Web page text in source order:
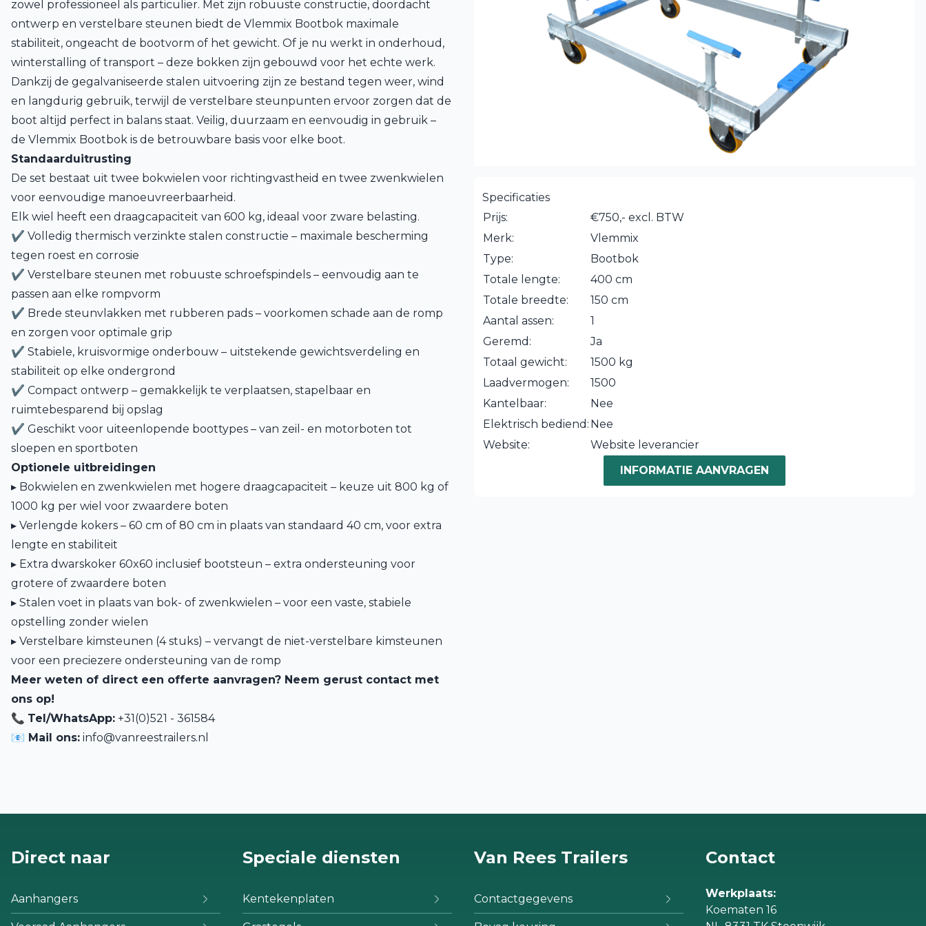
zowel professioneel als particulier. Met zijn robuuste constructie, doordacht
ontwerp en verstelbare steunen biedt de Vlemmix Bootbok maximale
stabiliteit, ongeacht de bootvorm of het gewicht. Of je nu werkt in onderhoud,
winterstalling of transport – deze bokken zijn gebouwd voor het echte werk.
Dankzij de gegalvaniseerde stalen uitvoering zijn ze bestand tegen weer, wind
en langdurig gebruik, terwijl de verstelbare steunpunten ervoor zorgen dat de
boot altijd perfect in balans staat. Veilig, duurzaam en eenvoudig in gebruik –
de Vlemmix Bootbok is de betrouwbare basis voor elke boot.
Standaarduitrusting
De set bestaat uit twee bokwielen voor richtingvastheid en twee zwenkwielen
voor eenvoudige manoeuvreerbaarheid.
Elk wiel heeft een draagcapaciteit van 600 kg, ideaal voor zware belasting.
✔ Volledig thermisch verzinkte stalen constructie – maximale bescherming
tegen roest en corrosie
✔ Verstelbare steunen met robuuste schroefspindels – eenvoudig aan te
passen aan elke rompvorm
✔ Brede steunvlakken met rubberen pads – voorkomen schade aan de romp
en zorgen voor optimale grip
✔ Stabiele, kruisvormige onderbouw – uitstekende gewichtsverdeling en
stabiliteit op elke ondergrond
✔ Compact ontwerp – gemakkelijk te verplaatsen, stapelbaar en
ruimtebesparend bij opslag
✔ Geschikt voor uiteenlopende boottypes – van zeil- en motorboten tot
sloepen en sportboten
Optionele uitbreidingen
▸ Bokwielen en zwenkwielen met hogere draagcapaciteit – keuze uit 800 kg of
1000 kg per wiel voor zwaardere boten
▸ Verlengde kokers – 60 cm of 80 cm in plaats van standaard 40 cm, voor extra
lengte en stabiliteit
▸ Extra dwarskoker 60x60 inclusief bootsteun – extra ondersteuning voor
grotere of zwaardere boten
▸ Stalen voet in plaats van bok- of zwenkwielen – voor een vaste, stabiele
opstelling zonder wielen
▸ Verstelbare kimsteunen (4 stuks) – vervangt de niet-verstelbare kimsteunen
voor een preciezere ondersteuning van de romp
Meer weten of direct een offerte aanvragen? Neem gerust contact met
ons op!
📞 Tel/WhatsApp: +31(0)521 - 361584
📧 Mail ons: info@vanreestrailers.nl
Specificaties
Prijs:
€750,- excl. BTW
Merk:
Vlemmix
Type:
Bootbok
Totale lengte:
400 cm
Totale breedte:
150 cm
Aantal assen:
1
Geremd:
Ja
Totaal gewicht:
1500 kg
Laadvermogen:
1500
Kantelbaar:
Nee
Elektrisch bediend: Nee
Website:
Website leverancier
INFORMATIE AANVRAGEN
Direct naar
Aanhangers
Speciale diensten
Kentekenplaten
Van Rees Trailers
Contactgegevens
Contact
Werkplaats:
Koematen 16